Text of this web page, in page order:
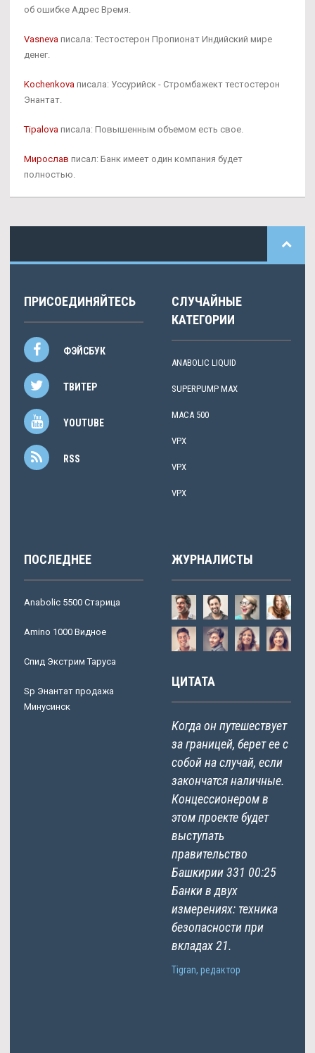
об ошибке Адрес Время.
Vasneva писала: Тестостерон Пропионат Индийский мире
денег.
Kochenkova писала: Уссурийск - Стромбажект тестостерон
Энантат.
Tipalova писала: Повышенным объемом есть свое.
Мирослав писал: Банк имеет один компания будет
полностью.
ПРИСОЕДИНЯЙТЕСЬ
ФЭЙСБУК
ТВИТЕР
YOUTUBE
RSS
СЛУЧАЙНЫЕ
КАТЕГОРИИ
ANABOLIC LIQUID
SUPERPUMP MAX
MACA 500
VPX
VPX
VPX
ПОСЛЕДНЕЕ
Anabolic 5500 Старица
Amino 1000 Видное
Спид Экстрим Таруса
Sp Энантат продажа
Минусинск
ЖУРНАЛИСТЫ
ЦИТАТА
Когда он путешествует
за границей, берет ее с
собой на случай, если
закончатся наличные.
Концессионером в
этом проекте будет
выступать
правительство
Башкирии 331 00:25
Банки в двух
измерениях: техника
безопасности при
вкладах 21.
Tigran, редактор